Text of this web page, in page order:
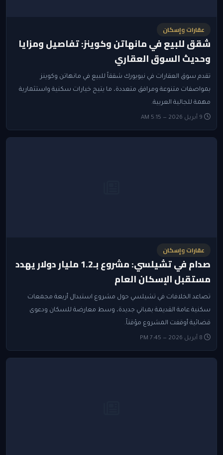
عقارات وإسكان
شقق للبيع في مانهاتن وكوينز: تفاصيل ومزايا
وحديث السوق العقاري
تقدم سوق العقارات في نيويورك شققاً للبيع في مانهاتن وكوينز
بمواصفات متنوعة ومرافق متعددة، ما يتيح خيارات سكنية واستثمارية
مهمة للجالية العربية.
عقارات وإسكان
صدام في تشيلسي: مشروع بـ1.2 مليار دولار يهدد
مستقبل الإسكان العام
تصاعد الخلافات في تشيلسي حول مشروع استبدال أربعة مجمعات
سكنية عامة القديمة بمباني جديدة، وسط معارضة للسكان ودعوى
قضائية أوقفت المشروع مؤقتاً.